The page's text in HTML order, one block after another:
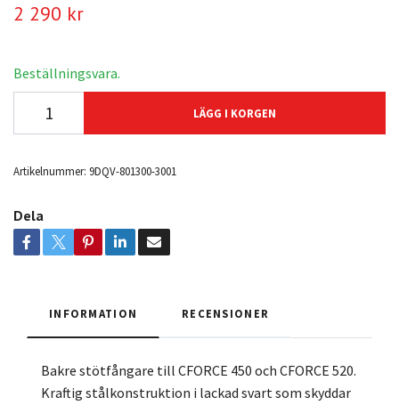
2 290 kr
Beställningsvara.
LÄGG I KORGEN
Artikelnummer: 9DQV-801300-3001
Dela
INFORMATION RECENSIONER
Bakre stötfångare till CFORCE 450 och CFORCE 520.
Kraftig stålkonstruktion i lackad svart som skyddar